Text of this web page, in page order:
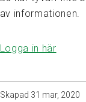
av informationen.
Logga in här
Skapad 31 mar, 2020